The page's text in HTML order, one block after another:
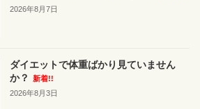
2026年8月7日
ダイエットで体重ばかり見ていません
か？
新着!!
2026年8月3日